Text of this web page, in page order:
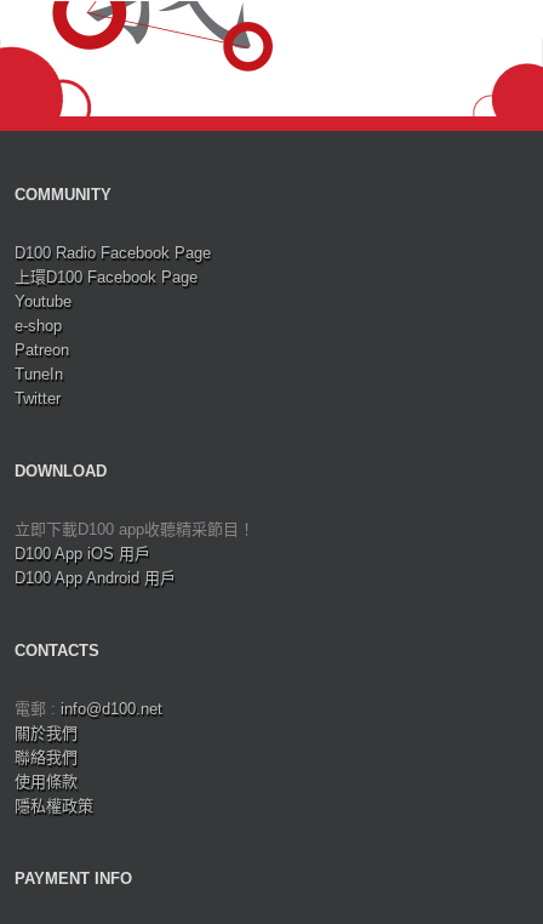
COMMUNITY
D100 Radio Facebook Page
上環D100 Facebook Page
Youtube
e-shop
Patreon
TuneIn
Twitter
DOWNLOAD
立即下載D100 app收聽精采節目！
D100 App iOS 用戶
D100 App Android 用戶
CONTACTS
電郵 : info@d100.net
關於我們
聯絡我們
使用條款
隱私權政策
PAYMENT INFO